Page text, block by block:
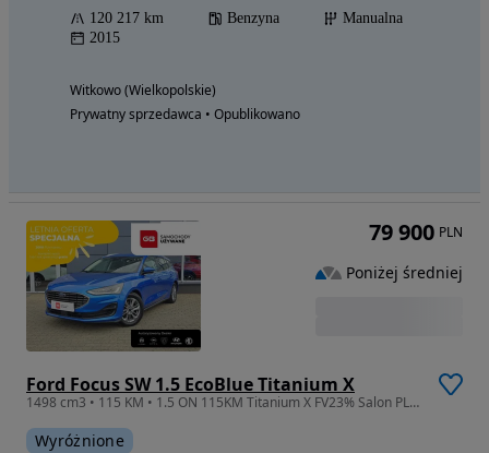
120 217 km Benzyna
Manualna
2015
Witkowo (Wielkopolskie)
Prywatny sprzedawca • Opublikowano
Ford Focus SW 1.5 EcoBlue Titanium X
1498 cm3 • 115 KM • 1.5 ON 115KM Titanium X FV23% Salon PL Serwis ASO Gwarancja Producenta
Wyróżnione
79 900 PLN
Poniżej średniej